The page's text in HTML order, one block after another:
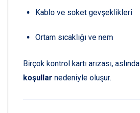
Kablo ve soket gevşeklikleri
Ortam sıcaklığı ve nem
Birçok kontrol kartı arızası, aslında
koşullar nedeniyle oluşur.